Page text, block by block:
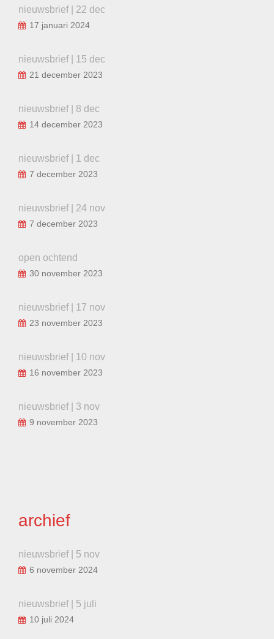
nieuwsbrief | 22 dec
17 januari 2024
nieuwsbrief | 15 dec
21 december 2023
nieuwsbrief | 8 dec
14 december 2023
nieuwsbrief | 1 dec
7 december 2023
nieuwsbrief | 24 nov
7 december 2023
open ochtend
30 november 2023
nieuwsbrief | 17 nov
23 november 2023
nieuwsbrief | 10 nov
16 november 2023
nieuwsbrief | 3 nov
9 november 2023
archief
nieuwsbrief | 5 nov
6 november 2024
nieuwsbrief | 5 juli
10 juli 2024